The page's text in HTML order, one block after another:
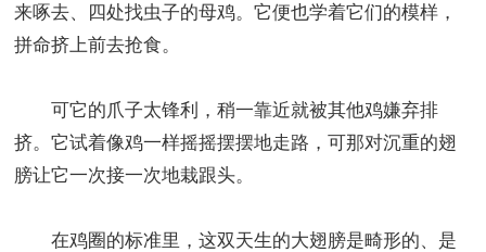
来啄去、四处找虫子的母鸡。它便也学着它们的模样，
拼命挤上前去抢食。
可它的爪子太锋利，稍一靠近就被其他鸡嫌弃排
挤。它试着像鸡一样摇摇摆摆地走路，可那对沉重的翅
膀让它一次接一次地栽跟头。
在鸡圈的标准里，这双天生的大翅膀是畸形的、是